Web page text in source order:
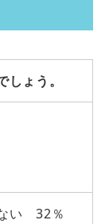
ょう。
い 32％